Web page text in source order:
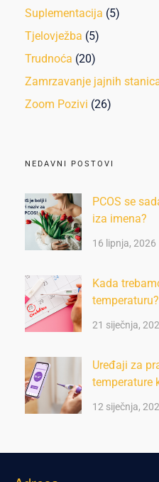
Suplementacija (5)
Tjelovježba (5)
Trudnoća (20)
Zamrzavanje jajnih
Zoom Pozivi (26)
NEDAVNI POSTOVI
PCOS se
iza imena?
16 lipnja, 2026
Kada
temperaturu?
21 siječnja,
Uređaji za
temperature
12 siječnja,